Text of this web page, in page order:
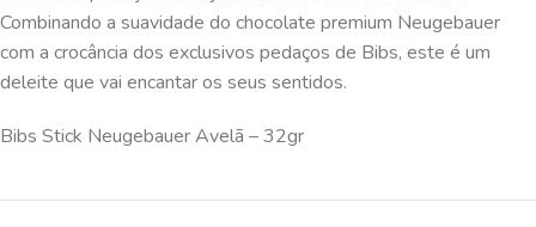
Combinando a suavidade do chocolate premium Neugebauer
com a crocância dos exclusivos pedaços de Bibs, este é um
deleite que vai encantar os seus sentidos.
Bibs Stick Neugebauer Avelã – 32gr